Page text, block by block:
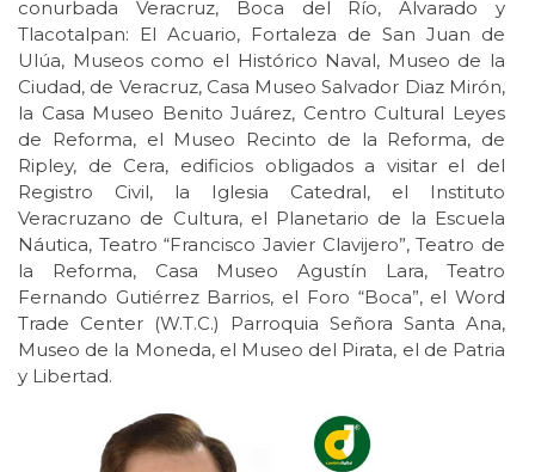
conurbada Veracruz, Boca del Río, Alvarado y
Tlacotalpan: El Acuario, Fortaleza de San Juan de
Ulúa, Museos como el Histórico Naval, Museo de la
Ciudad, de Veracruz, Casa Museo Salvador Diaz Mirón,
la Casa Museo Benito Juárez, Centro Cultural Leyes
de Reforma, el Museo Recinto de la Reforma, de
Ripley, de Cera, edificios obligados a visitar el del
Registro Civil, la Iglesia Catedral, el Instituto
Veracruzano de Cultura, el Planetario de la Escuela
Náutica, Teatro “Francisco Javier Clavijero”, Teatro de
la Reforma, Casa Museo Agustín Lara, Teatro
Fernando Gutiérrez Barrios, el Foro “Boca”, el Word
Trade Center (W.T.C.) Parroquia Señora Santa Ana,
Museo de la Moneda, el Museo del Pirata, el de Patria
y Libertad.